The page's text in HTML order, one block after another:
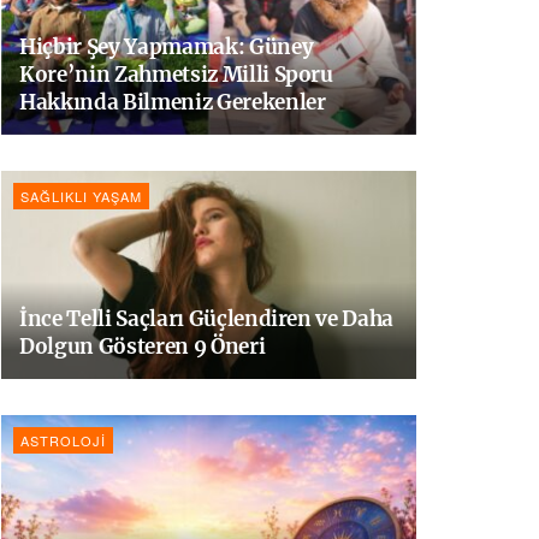
Hiçbir Şey Yapmamak: Güney
Kore’nin Zahmetsiz Milli Sporu
Hakkında Bilmeniz Gerekenler
SAĞLIKLI YAŞAM
İnce Telli Saçları Güçlendiren ve Daha
Dolgun Gösteren 9 Öneri
ASTROLOJI